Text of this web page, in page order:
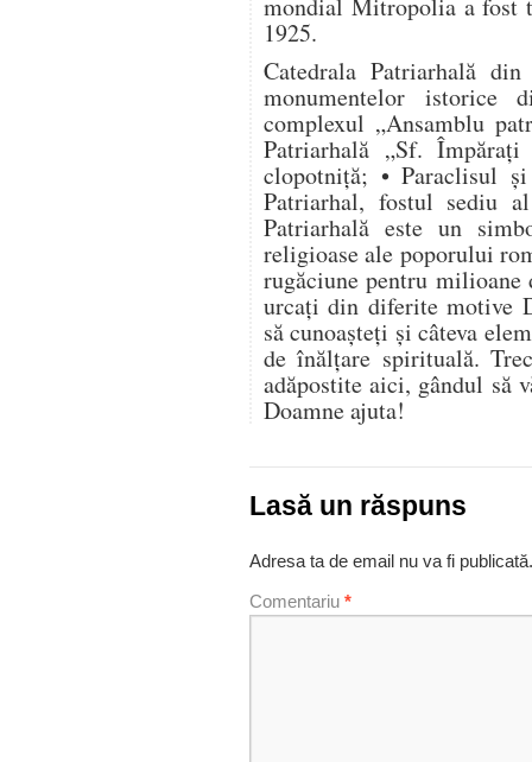
mondial Mitropolia a fost
1925.
Catedrala Patriarhală
monumentelor istorice
complexul „Ansamblu
Patriarhală „Sf.
clopotniță; • Paraclisul
Patriarhal, fostul sediu
Patriarhală este un
religioase ale poporului
rugăciune pentru milioane
urcați din diferite motive
să cunoașteți și câteva
de înălțare spirituală.
adăpostite aici, gândul să
Doamne ajuta!
Lasă un răspuns
Adresa ta de email nu va fi publicată.
Comentariu *